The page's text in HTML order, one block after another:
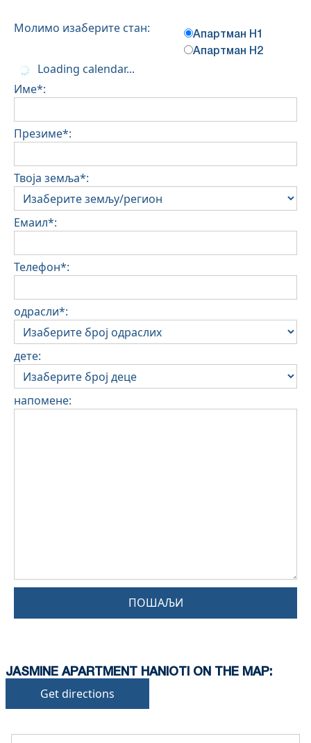
Молимо изаберите стан:
Апартман Н1
Апартман Н2
Loading calendar...
Име*:
Презиме*:
Твоја земља*:
Емаил*:
Телефон*:
одрасли*:
дете:
напомене:
ПОШАЉИ
JASMINE APARTMENT HANIOTI ON THE MAP:
Get directions